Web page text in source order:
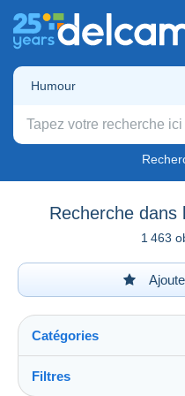
Humour
Recherche dans
1 463
Catégories
Filtres